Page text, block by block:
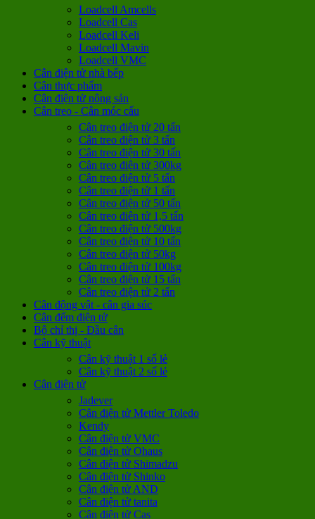
Loadcell Amcells
Loadcell Cas
Loadcell Keli
Loadcell Mavin
Loadcell VMC
Cân điện tử nhà bếp
Cân thực phẩm
Cân điện tử nông sản
Cân treo - Cân móc cẩu
Cân treo điện tử 20 tấn
Cân treo điện tử 3 tấn
Cân treo điện tử 30 tấn
Cân treo điện tử 300kg
Cân treo điện tử 5 tấn
Cân treo điện tử 1 tấn
Cân treo điện tử 50 tấn
Cân treo điện tử 1,5 tấn
Cân treo điện tử 500kg
Cân treo điện tử 10 tấn
Cân treo điện tử 50kg
Cân treo điện tử 100kg
Cân treo điện tử 15 tấn
Cân treo điện tử 2 tấn
Cân động vật - cân gia súc
Cân đếm điện tử
Bộ chỉ thị - Đầu cân
Cân kỹ thuật
Cân kỹ thuật 1 số lẻ
Cân kỹ thuật 2 số lẻ
Cân điện tử
Jadever
Cân điện tử Mettler Toledo
Kendy
Cân điện tử VMC
Cân điện tử Ohaus
Cân điện tử Shimadzu
Cân điện tử Shinko
Cân điện tử AND
Cân điện tử tanita
Cân điện tử Cas